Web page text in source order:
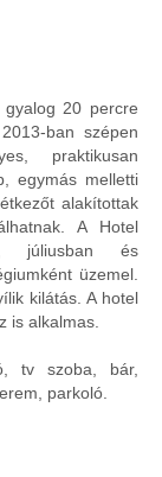
20 percre
ban szépen
praktikusan
egymás melletti
alakítottak
A Hotel
júliusban és
üzemel.
kilátás. A hotel
is alkalmas.
tv szoba, bár,
parkoló.